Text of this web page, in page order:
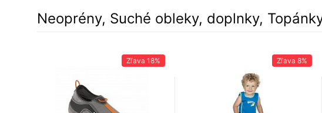
Neoprény, Suché obleky, doplnky,
Zľava 18% Zľava 8%